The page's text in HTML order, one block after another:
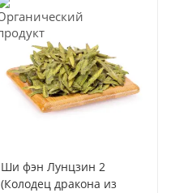
Ши фэн Лунцзин 2
(Колодец дракона из